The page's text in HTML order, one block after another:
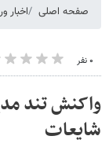
صفحه اصلی اخبار
۰ نفر
واکنش تند
شایعات